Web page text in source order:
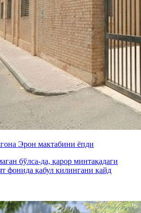
Эрон мактабини ёпди
бўлса-да, қарор минтақадаги
фонида қабул қилингани қайд